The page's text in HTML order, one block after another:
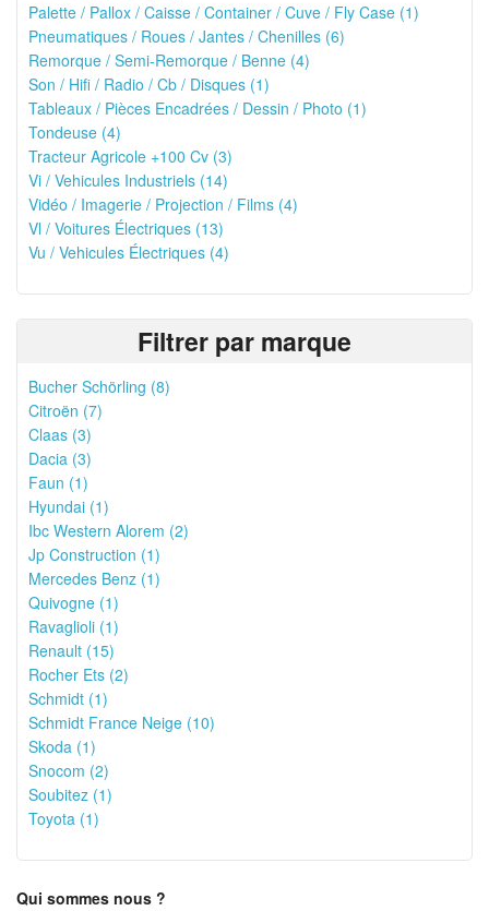
Palette / Pallox / Caisse / Container / Cuve / Fly Case (1)
Pneumatiques / Roues / Jantes / Chenilles (6)
Remorque / Semi-Remorque / Benne (4)
Son / Hifi / Radio / Cb / Disques (1)
Tableaux / Pièces Encadrées / Dessin / Photo (1)
Tondeuse (4)
Tracteur Agricole +100 Cv (3)
Vi / Vehicules Industriels (14)
Vidéo / Imagerie / Projection / Films (4)
Vl / Voitures Électriques (13)
Vu / Vehicules Électriques (4)
Filtrer par marque
Bucher Schörling (8)
Citroën (7)
Claas (3)
Dacia (3)
Faun (1)
Hyundai (1)
Ibc Western Alorem (2)
Jp Construction (1)
Mercedes Benz (1)
Quivogne (1)
Ravaglioli (1)
Renault (15)
Rocher Ets (2)
Schmidt (1)
Schmidt France Neige (10)
Skoda (1)
Snocom (2)
Soubitez (1)
Toyota (1)
Qui sommes nous ?